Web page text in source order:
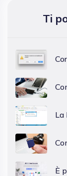
Ti
La
È